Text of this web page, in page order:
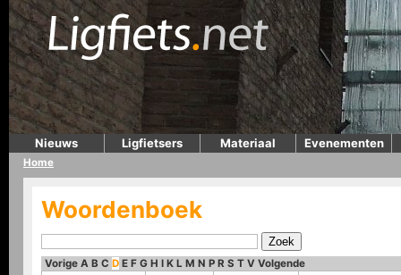
Nieuws Ligfietsers Materiaal Evenementen
Home
Woordenboek
Vorige A B C D E F G H I K L M N P R S T V Volgende